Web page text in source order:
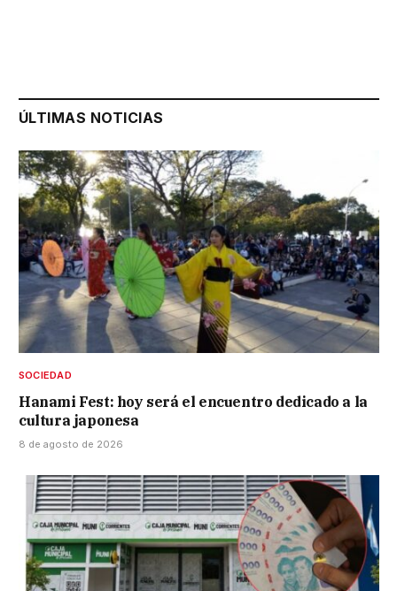
ÚLTIMAS NOTICIAS
SOCIEDAD
Hanami Fest: hoy será el encuentro dedicado a la
cultura japonesa
8 de agosto de 2026